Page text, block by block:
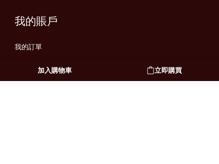
加入購物車 立即購買
我的賬戶
我的訂單